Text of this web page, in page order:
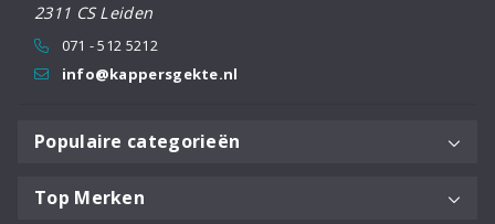
2311 CS Leiden
071 - 512 5212
info@kappersgekte.nl
Populaire categorieën
Top Merken